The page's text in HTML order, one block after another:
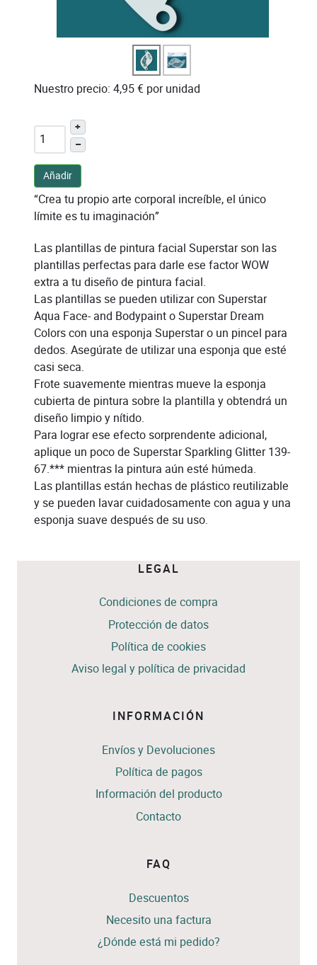
Nuestro precio: 4,95 € por unidad
+
–
Añadir
“Crea tu propio arte corporal increíble, el único
límite es tu imaginación”
Las plantillas de pintura facial Superstar son las
plantillas perfectas para darle ese factor WOW
extra a tu diseño de pintura facial.
Las plantillas se pueden utilizar con Superstar
Aqua Face- and Bodypaint o Superstar Dream
Colors con una esponja Superstar o un pincel para
dedos. Asegúrate de utilizar una esponja que esté
casi seca.
Frote suavemente mientras mueve la esponja
cubierta de pintura sobre la plantilla y obtendrá un
diseño limpio y nítido.
Para lograr ese efecto sorprendente adicional,
aplique un poco de Superstar Sparkling Glitter 139-
67.*** mientras la pintura aún esté húmeda.
Las plantillas están hechas de plástico reutilizable
y se pueden lavar cuidadosamente con agua y una
esponja suave después de su uso.
LEGAL
Condiciones de compra
Protección de datos
Política de cookies
Aviso legal y política de privacidad
INFORMACIÓN
Envíos y Devoluciones
Política de pagos
Información del producto
Contacto
FAQ
Descuentos
Necesito una factura
¿Dónde está mi pedido?